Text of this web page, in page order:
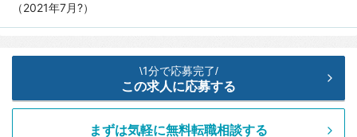
（2021年7月?）
まずは気軽に無料転職相談する
\1分で応募完了/
この求人に応募する